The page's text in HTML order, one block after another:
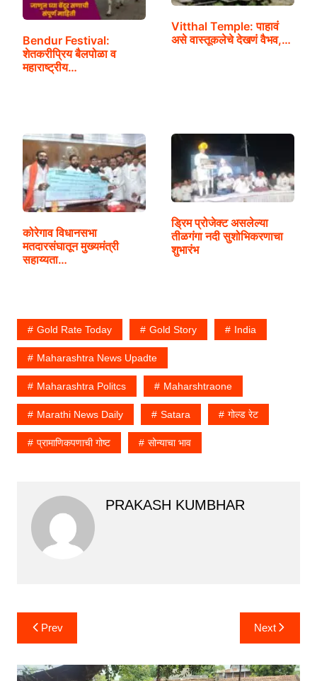
Bendur Festival:
शेतकरीप्रिय बैलपोळा व
महाराष्ट्रीय…
Vitthal Temple: पाहावं
असे वास्तूकलेचे देखणं वैभव,…
कोरेगाव विधानसभा
मतदारसंघातून मुख्यमंत्री
सहाय्यता…
ड्रिम प्रोजेक्ट असलेल्या
तीळगंगा नदी सुशोभिकरणाचा
शुभारंभ
Gold Rate Today Gold Story India
Maharashtra News Upadte
Maharashtra Politcs Maharshtraone
Marathi News Daily Satara गोल्ड रेट
प्रामाणिकपणाची गोष्ट सोन्याचा भाव
PRAKASH KUMBHAR
Post
navigation
Prev Next